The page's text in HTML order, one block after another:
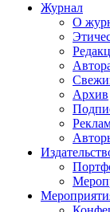
Журнал
О
Архив